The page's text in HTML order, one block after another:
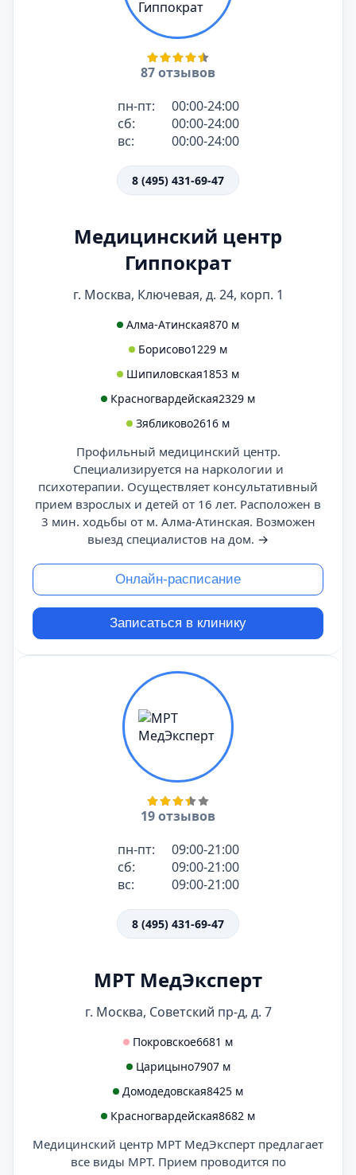
87 отзывов
пн-пт:
00:00-24:00
сб:
00:00-24:00
вс:
00:00-24:00
8 (495) 431-69-47
Медицинский центр
Гиппократ
г. Москва, Ключевая, д. 24, корп. 1
Алма-Атинская870 м
Борисово1229 м
Шипиловская1853 м
Красногвардейская2329 м
Зябликово2616 м
Профильный медицинский центр.
Специализируется на наркологии и
психотерапии. Осуществляет консультативный
прием взрослых и детей от 16 лет. Расположен в
3 мин. ходьбы от м. Алма-Атинская. Возможен
выезд специалистов на дом. →
Онлайн-расписание
Записаться в клинику
19 отзывов
пн-пт:
09:00-21:00
сб:
09:00-21:00
вс:
09:00-21:00
8 (495) 431-69-47
МРТ МедЭксперт
г. Москва, Советский пр-д, д. 7
Покровское6681 м
Царицыно7907 м
Домодедовская8425 м
Красногвардейская8682 м
Медицинский центр МРТ МедЭксперт предлагает
все виды МРТ. Прием проводится по